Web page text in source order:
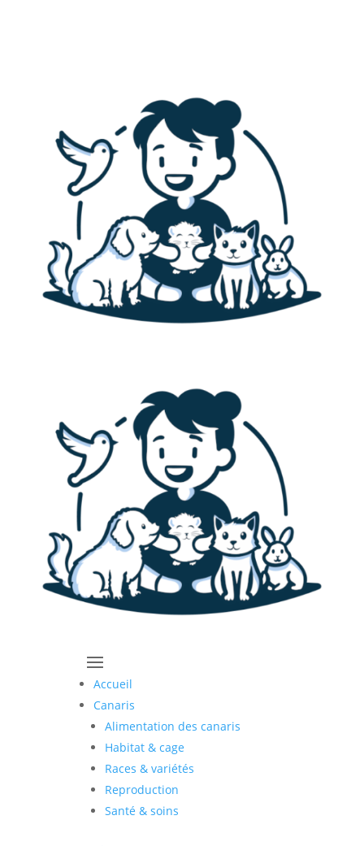
Accueil
Canaris
Alimentation des canaris
Habitat & cage
Races & variétés
Reproduction
Santé & soins